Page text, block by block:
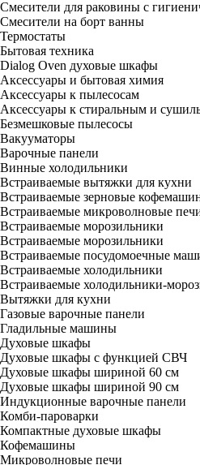
Смесители для раковины с
Смесители на борт ванны
Термостаты
Бытовая техника
Dialog Oven духовые шкафы
Аксессуары и бытовая химия
Аксессуары к пылесосам
Аксессуары к стиральным и
Безмешковые пылесосы
Вакууматоры
Варочные панели
Винные холодильники
Встраиваемые вытяжки для кухни
Встраиваемые зерновые
Встраиваемые микроволновые
Встраиваемые морозильники
Встраиваемые морозильники
Встраиваемые посудомоечные
Встраиваемые холодильники
Встраиваемые холодильники-
Вытяжки для кухни
Газовые варочные панели
Гладильные машины
Духовые шкафы
Духовые шкафы с функцией СВЧ
Духовые шкафы шириной 60 см
Духовые шкафы шириной 90 см
Индукционные варочные панели
Комби-пароварки
Компактные духовые шкафы
Кофемашины
Микроволновые печи